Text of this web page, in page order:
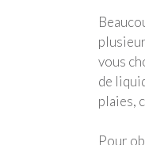
vous
de
plaies,
Pour